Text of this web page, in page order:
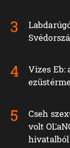
Vizes Eb:
Cseh
volt